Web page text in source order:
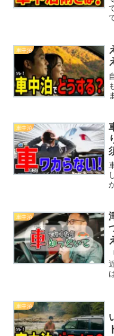
車中泊
車中泊
車中泊
車中泊